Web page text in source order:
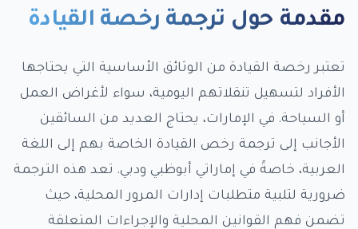
مقدمة حول ترجمة رخصة القيادة
تعتبر رخصة القيادة من الوثائق الأساسية التي يحتاجها
الأفراد لتسهيل تنقلاتهم اليومية، سواء لأغراض العمل
أو السياحة. في الإمارات، يحتاج العديد من السائقين
الأجانب إلى ترجمة رخص القيادة الخاصة بهم إلى اللغة
العربية، خاصةً في إماراتي أبوظبي ودبي. تعد هذه الترجمة
ضرورية لتلبية متطلبات إدارات المرور المحلية، حيث
تضمن فهم القوانين المحلية والإجراءات المتعلقة